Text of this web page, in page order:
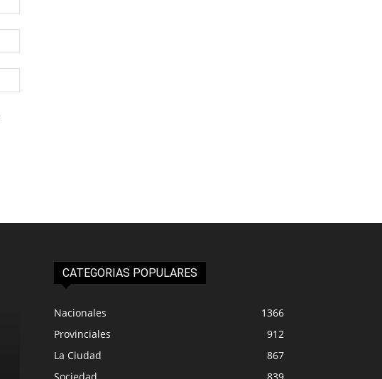
CATEGORIAS POPULARES
Nacionales
1366
Provinciales
912
La Ciudad
867
Sociedad
839